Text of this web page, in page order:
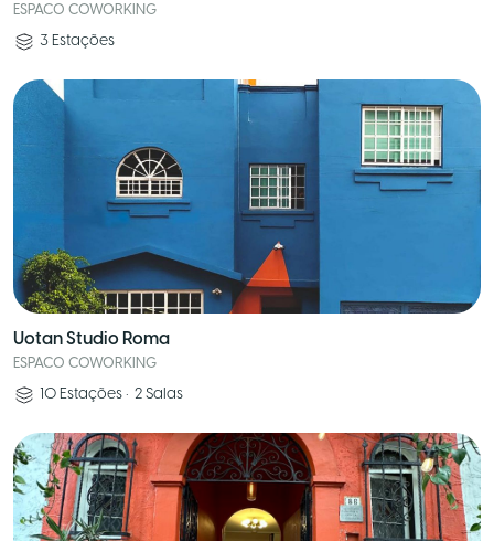
ESPACO COWORKING
3 Estações
Uotan Studio Roma
ESPACO COWORKING
10 Estações • 2 Salas